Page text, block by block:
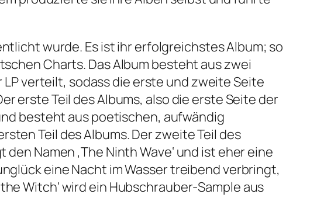
wurde. Es ist ihr erfolgreichstes Album; so
Charts. Das Album besteht aus zwei
verteilt, sodass die erste und zweite Seite
erste Teil des Albums, also die erste Seite der
besteht aus poetischen, aufwändig
Teil des Albums. Der zweite Teil des
Namen ‚The Ninth Wave‘ und ist eher eine
eine Nacht im Wasser treibend verbringt,
Witch‘ wird ein Hubschrauber-Sample aus